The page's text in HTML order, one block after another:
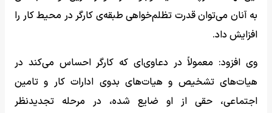
به آنان می‌توان قدرت تظلم‌خواهی طبقه‌ی کارگر در محیط کار را
افزایش داد.
وی افزود: معمولاً در دعاوی‌ای که کارگر احساس می‌کند در
هیات‌های تشخیص و هیات‌های بدوی ادارات کار و تامین
اجتماعی، حقی از او ضایع شده، در مرحله تجدیدنظر